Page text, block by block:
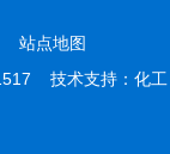
站点地图
技术支持： 化工